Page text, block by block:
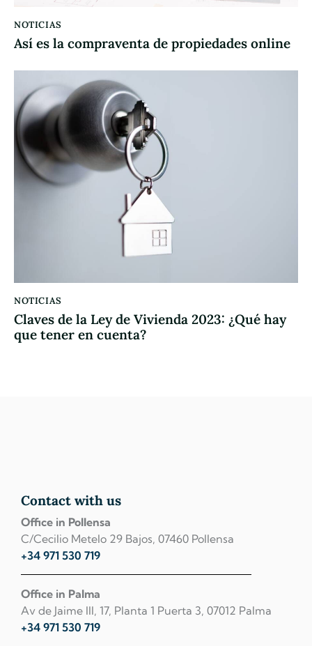
NOTICIAS
Así es la compraventa de propiedades online
NOTICIAS
Claves de la Ley de Vivienda 2023: ¿Qué hay
que tener en cuenta?
Contact with us
Office in Pollensa
C/Cecilio Metelo 29 Bajos, 07460 Pollensa
+34 971 530 719
Office in Palma
Av de Jaime III, 17, Planta 1 Puerta 3, 07012 Palma
+34 971 530 719